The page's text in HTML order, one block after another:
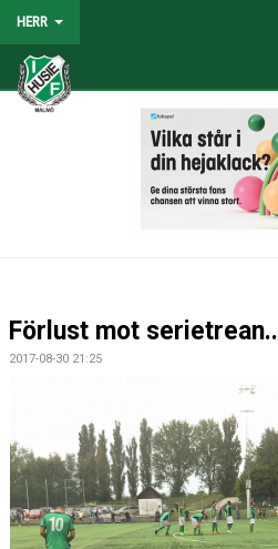
HERR
HEM
MATCHER
KONTAKT
Förlust mot serietrean..
2017-08-30 21:25